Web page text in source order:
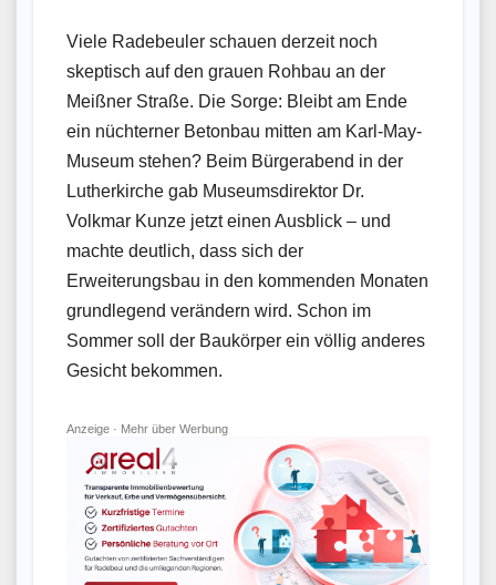
Viele Radebeuler schauen derzeit noch
skeptisch auf den grauen Rohbau an der
Meißner Straße. Die Sorge: Bleibt am Ende
ein nüchterner Betonbau mitten am Karl-May-
Museum stehen? Beim Bürgerabend in der
Lutherkirche gab Museumsdirektor Dr.
Volkmar Kunze jetzt einen Ausblick – und
machte deutlich, dass sich der
Erweiterungsbau in den kommenden Monaten
grundlegend verändern wird. Schon im
Sommer soll der Baukörper ein völlig anderes
Gesicht bekommen.
Anzeige · Mehr über Werbung